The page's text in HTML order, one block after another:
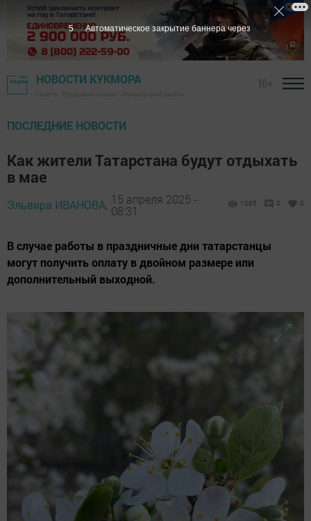
НОВОСТИ КУКМОРА
ПОСЛЕДНИЕ НОВОСТИ
Как жители Татарстана будут отдыхать
в мае
Эльвира ИВАНОВА, 15 апреля 2025 -
08:31
1065 0 0
В случае работы в праздничные дни татарстанцы
могут получить оплату в двойном размере или
дополнительный выходной.
3 Автоматическое закрытие баннера через